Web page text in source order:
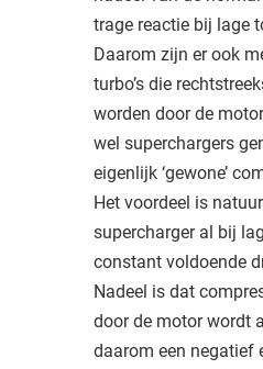
trage reactie bij lage
Daarom zijn er ook
turbo’s die
worden door de
wel superchargers
eigenlijk ‘gewone’
Het voordeel is
supercharger al bij
constant voldoende
Nadeel is dat
door de motor wordt
daarom een negatief